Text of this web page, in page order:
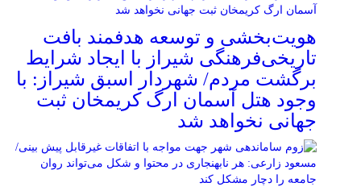
هویت‌بخشی و توسعه هدفمند بافت
تاریخی‌فرهنگی شیراز با ایجاد شرایط
برگشت مردم/ شهردار اسبق شیراز: با
وجود هتل آسمان ارگ کریمخان ثبت
جهانی نخواهد شد